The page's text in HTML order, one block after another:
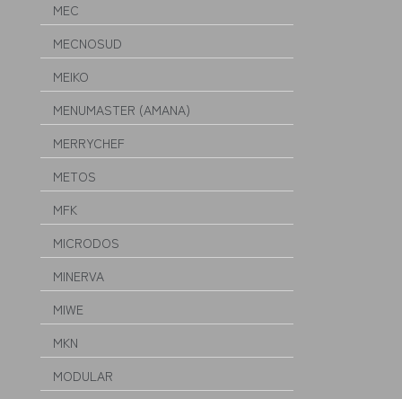
MEC
MECNOSUD
MEIKO
MENUMASTER (AMANA)
MERRYCHEF
METOS
MFK
MICRODOS
MINERVA
MIWE
MKN
MODULAR